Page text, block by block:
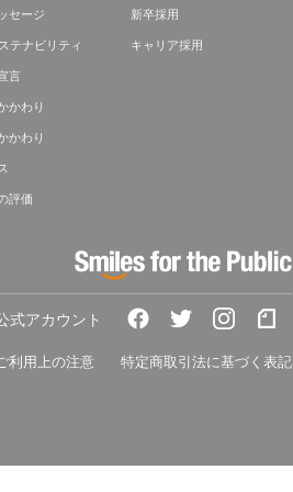
セージ
テナビリティ
言
かわり
かわり
評価
新卒採用
キャリア採用
式アカウント
利用上の注意
特定商取引法に基づく表記